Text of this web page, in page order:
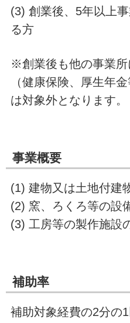
(3) 創業後、5年以上
る方
※創業後も他の事業
（健康保険、厚生年
は対象外となります。
事業概要
(1) 建物又は土地付建
(2) 窯、ろくろ等の設
(3) 工房等の製作施設
補助率
補助対象経費の2分の